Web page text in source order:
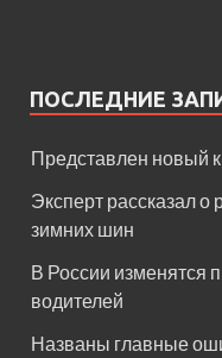
ПОСЛЕДНИЕ
Представлен новый
Эксперт рассказал о
зимних шин
В России изменятся
водителей
Названы главные